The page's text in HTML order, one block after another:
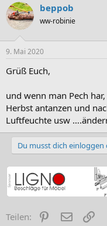
beppob
ww-robinie
9. Mai 2020
Grüß Euch,
und wenn man Pech
Herbst antanzen und
Luftfeuchte usw
Du musst dich
Teilen: PinterestE-Mail